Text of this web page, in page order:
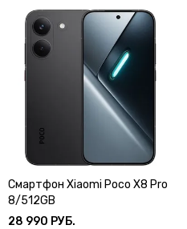
Смартфон Xiaomi Poco X8 Pro
8/512GB
28 990 РУБ.